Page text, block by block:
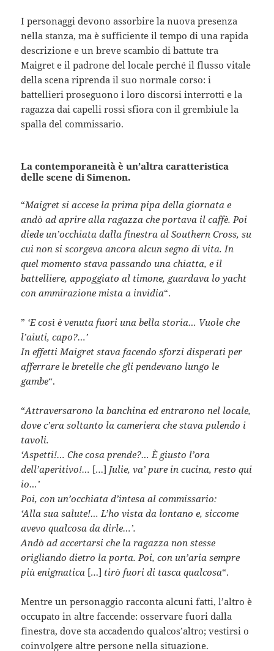
I personaggi devono assorbire la nuova presenza
nella stanza, ma è sufficiente il tempo di una rapida
descrizione e un breve scambio di battute tra
Maigret e il padrone del locale perché il flusso vitale
della scena riprenda il suo normale corso: i
battellieri proseguono i loro discorsi interrotti e la
ragazza dai capelli rossi sfiora con il grembiule la
spalla del commissario.
La contemporaneità è un’altra caratteristica
delle scene di Simenon.
“Maigret si accese la prima pipa della giornata e
andò ad aprire alla ragazza che portava il caffè. Poi
diede un’occhiata dalla finestra al Southern Cross, su
cui non si scorgeva ancora alcun segno di vita. In
quel momento stava passando una chiatta, e il
battelliere, appoggiato al timone, guardava lo yacht
con ammirazione mista a invidia“.
” ‘E così è venuta fuori una bella storia… Vuole che
l’aiuti, capo?…’
In effetti Maigret stava facendo sforzi disperati per
afferrare le bretelle che gli pendevano lungo le
gambe“.
“Attraversarono la banchina ed entrarono nel locale,
dove c’era soltanto la cameriera che stava pulendo i
tavoli.
‘Aspetti!… Che cosa prende?… È giusto l’ora
dell’aperitivo!… […] Julie, va’ pure in cucina, resto qui
io…’
Poi, con un’occhiata d’intesa al commissario:
‘Alla sua salute!… L’ho vista da lontano e, siccome
avevo qualcosa da dirle…’.
Andò ad accertarsi che la ragazza non stesse
origliando dietro la porta. Poi, con un’aria sempre
più enigmatica […] tirò fuori di tasca qualcosa“.
Mentre un personaggio racconta alcuni fatti, l’altro è
occupato in altre faccende: osservare fuori dalla
finestra, dove sta accadendo qualcos’altro; vestirsi o
coinvolgere altre persone nella situazione.